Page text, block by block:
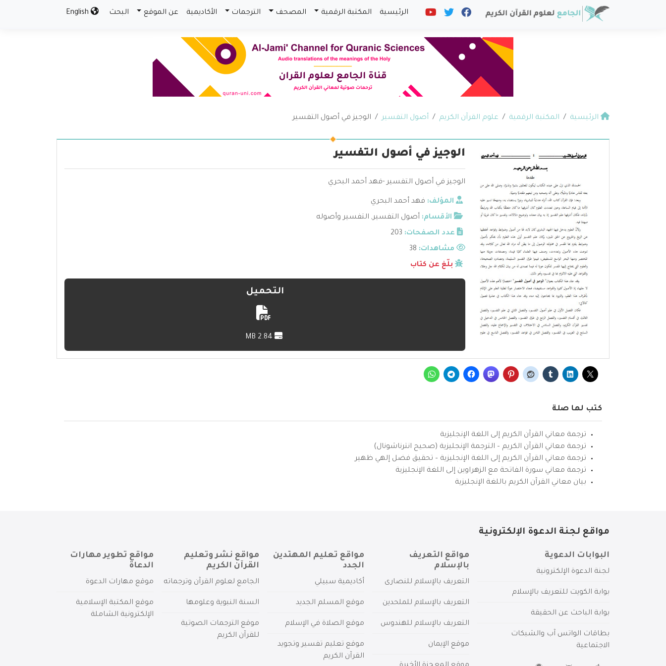
الرئيسية المكتبة الرقمية المصحف الترجمات الأكاديمية عن الموقع البحث
الرئيسية المكتبة الرقمية علوم القرآن الكريم أصول التفسير الوجيز في أصول التفسير
الوجيز في أصول التفسير
الوجيز في أصول التفسير -فهد أحمد البحري
المؤلف: فهد أحمد البحري
الأقسام: أصول التفسير, التفسير وأصوله
عدد الصفحات: 203
مشاهدات:
بلّغ عن كتاب
التحميل
كتب لها صلة
ترجمة معاني القرآن الكريم إلى اللغة الإنجليزية
ترجمة معاني القرآن الكريم – الترجمة الإنجليزية (صحيح انترناشونال)
ترجمة معاني القرآن الكريم إلى اللغة الإنجليزية – تحقيق فضل إلهي ظهير
ترجمة معاني سورة الفاتحة مع الزهراوين إلى اللغة الإنجليزية
بيان معاني القرآن الكريم باللغة الإنجليزية
مواقع لجنة الدعوة الإلكترونية
البوابات الدعوية
لجنة الدعوة الإلكترونية
بوابة الكويت للتعريف بالإسلام
بوابة الباحث عن الحقيقة
بطاقات الواتس آب والشبكات
الاجتماعية
مواقع التعريف
بالإسلام
التعريف بالإسلام للنصارى
التعريف بالإسلام للملحدين
التعريف بالإسلام للهندوس
موقع الإيمان
مواقع تعليم المهتدين
الجدد
أكاديمية سبيلي
موقع المسلم الجديد
موقع الصلاة في الإسلام
موقع تعليم تفسير وتجويد
القرآن الكريم
مواقع نشر وتعليم
القرآن الكريم
الجامع لعلوم القرآن وترجماته
السنة النبوية وعلومها
موقع الترجمات الصوتية
للقرآن الكريم
مواقع تطوير مهارات
الدعاة
موقع مهارات الدعوة
موقع المكتبة الإسلامية
الإلكترونية الشاملة